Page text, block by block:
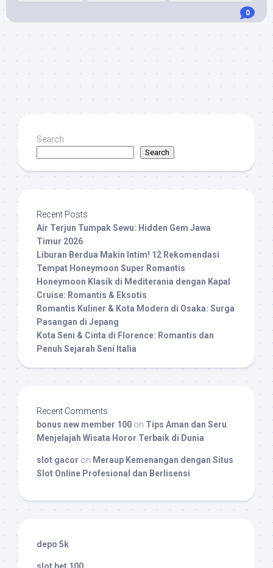
0
Search
Search
Recent Posts
Air Terjun Tumpak Sewu: Hidden Gem Jawa
Timur 2026
Liburan Berdua Makin Intim! 12 Rekomendasi
Tempat Honeymoon Super Romantis
Honeymoon Klasik di Mediterania dengan Kapal
Cruise: Romantis & Eksotis
Romantis Kuliner & Kota Modern di Osaka: Surga
Pasangan di Jepang
Kota Seni & Cinta di Florence: Romantis dan
Penuh Sejarah Seni Italia
Recent Comments
bonus new member 100 on Tips Aman dan Seru
Menjelajah Wisata Horor Terbaik di Dunia
slot gacor on Meraup Kemenangan dengan Situs
Slot Online Profesional dan Berlisensi
depo 5k
slot bet 100